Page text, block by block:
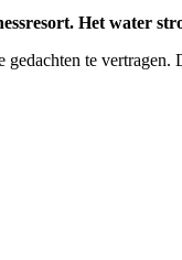
Het water
te